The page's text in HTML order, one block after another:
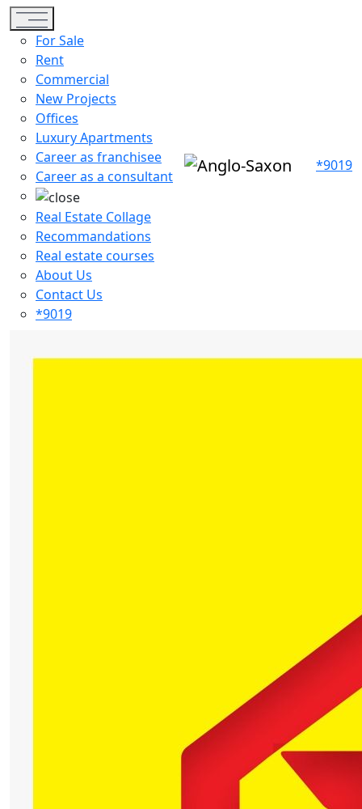
Toggle navigation
For Sale
Rent
Commercial
New Projects
Offices
Luxury Apartments
Career as franchisee
Career as a consultant
Real Estate Collage
Recommandations
Real estate courses
About Us
Contact Us
*9019
*9019